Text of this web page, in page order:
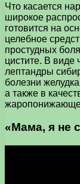
Что касается
широкое
готовится на
целебное
простудных
цистите. В виде
лептандры
болезни
а также в
«Мама, я не